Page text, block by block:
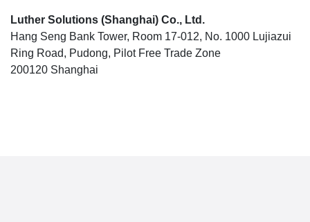
Luther Solutions (Shanghai) Co., Ltd.
Hang Seng Bank Tower, Room 17-012, No. 1000 Lujiazui
Ring Road, Pudong, Pilot Free Trade Zone
200120 Shanghai